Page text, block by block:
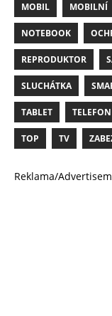
MOBIL MOBILNÍ
NOTEBOOK
REPRODUKTOR
SLUCHÁTKA
TABLET TELEFON
TOP TV
Reklama/